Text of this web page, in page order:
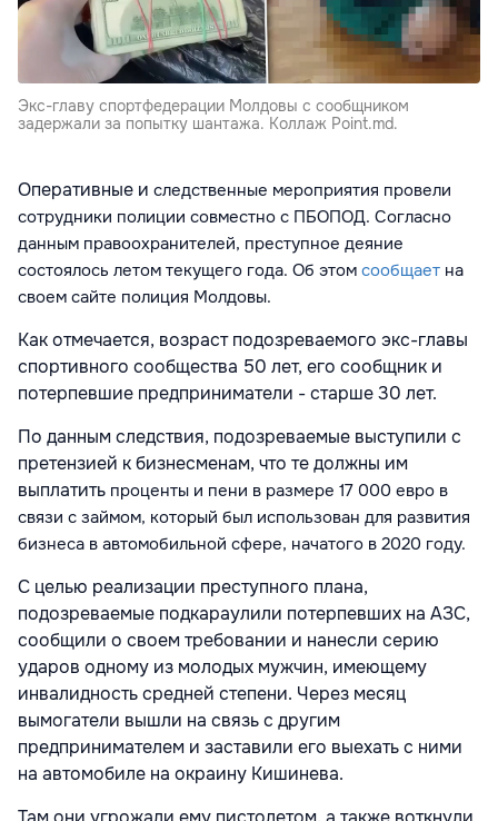
Экс-главу спортфедерации Молдовы с сообщником
задержали за попытку шантажа. Коллаж Point.md.
Оперативные и следственные мероприятия провели
сотрудники полиции совместно с ПБОПОД. Согласно
данным правоохранителей, преступное деяние
состоялось летом текущего года. Об этом сообщает на
своем сайте полиция Молдовы.
Как отмечается, возраст подозреваемого экс-главы
спортивного сообщества 50 лет, его сообщник и
потерпевшие предприниматели - старше 30 лет.
По данным следствия, подозреваемые выступили с
претензией к бизнесменам, что те должны им
выплатить проценты и пени в размере 17 000 евро в
связи с займом, который был использован для развития
бизнеса в автомобильной сфере, начатого в 2020 году.
С целью реализации преступного плана,
подозреваемые подкараулили потерпевших на АЗС,
сообщили о своем требовании и нанесли серию
ударов одному из молодых мужчин, имеющему
инвалидность средней степени. Через месяц
вымогатели вышли на связь с другим
предпринимателем и заставили его выехать с ними
на автомобиле на окраину Кишинева.